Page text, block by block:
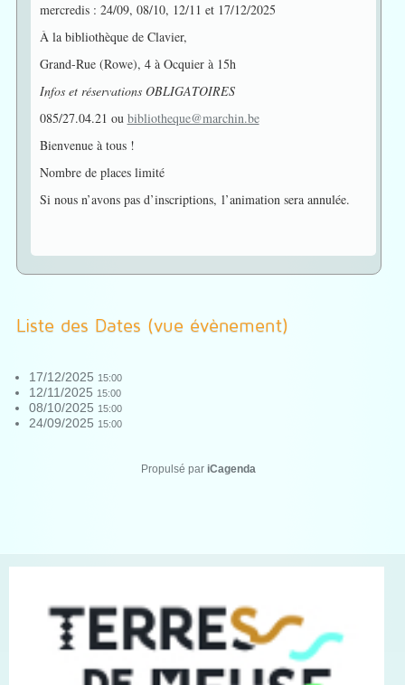
mercredis : 24/09, 08/10, 12/11 et 17/12/2025
À la bibliothèque de Clavier,
Grand-Rue (Rowe), 4 à Ocquier à 15h
Infos et réservations OBLIGATOIRES
085/27.04.21 ou bibliotheque@marchin.be
Bienvenue à tous !
Nombre de places limité
Si nous n’avons pas d’inscriptions, l’animation sera annulée.
Liste des Dates (vue évènement)
17/12/2025 15:00
12/11/2025 15:00
08/10/2025 15:00
24/09/2025 15:00
Propulsé par iCagenda